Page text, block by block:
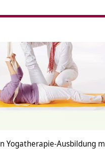
Yogatherapie-Ausbildung